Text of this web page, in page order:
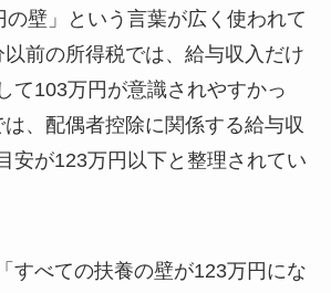
壁」という言葉が広く使われて
以前の所得税では、給与収入だけ
て103万円が意識されやすかっ
、配偶者控除に関係する給与収
安が123万円以下と整理されてい
すべての扶養の壁が123万円にな